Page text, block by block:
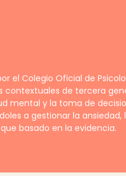
el Colegio Oficial de
contextuales de tercera
mental y la toma de
a gestionar la
basado en la evidencia.